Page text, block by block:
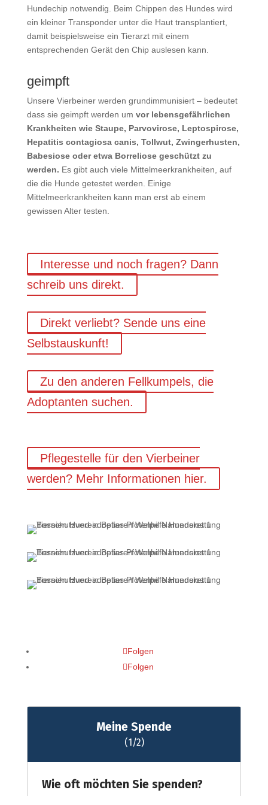
Hundechip notwendig. Beim Chippen des Hundes wird
ein kleiner Transponder unter die Haut transplantiert,
damit beispielsweise ein Tierarzt mit einem
entsprechenden Gerät den Chip auslesen kann.
geimpft
Unsere Vierbeiner werden grundimmunisiert – bedeutet
dass sie geimpft werden um vor lebensgefährlichen
Krankheiten wie Staupe, Parvovirose, Leptospirose,
Hepatitis contagiosa canis, Tollwut, Zwingerhusten,
Babesiose oder etwa Borreliose geschützt zu
werden. Es gibt auch viele Mittelmeerkrankheiten, auf
die die Hunde getestet werden. Einige
Mittelmeerkrankheiten kann man erst ab einem
gewissen Alter testen.
Interesse und noch fragen? Dann
schreib uns direkt.
Direkt verliebt? Sende uns eine
Selbstauskunft!
Zu den anderen Fellkumpels, die
Adoptanten suchen.
Pflegestelle für den Vierbeiner
werden? Mehr Informationen hier.
Folgen
Folgen